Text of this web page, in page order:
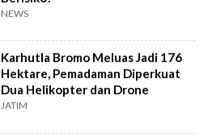
NEWS
Karhutla Bromo Meluas Jadi 176
Hektare, Pemadaman Diperkuat
Dua Helikopter dan Drone
JATIM